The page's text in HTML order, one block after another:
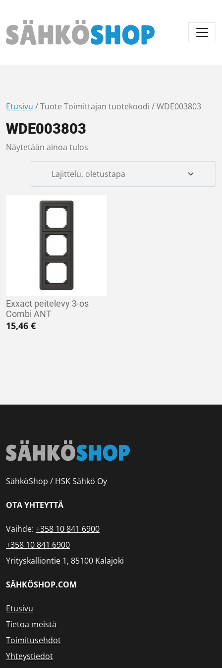
Päävalikko
Etusivu / Tuote Toimittajan tuotekoodi / WDE003803
WDE003803
Näytetään ainoa tulos
Exxact peitelevy 3-os
Combi ANT
15,46 €
SähköShop / HSK Sähkö Oy
OTA YHTEYTTÄ
Vaihde: +358 10 841 6900
+358 10 841 6900
Yrityskalliontie 1, 85100 Kalajoki
SÄHKÖSHOP.COM
Etusivu
Tietoa meistä
Toimitusehdot
Yhteystiedot